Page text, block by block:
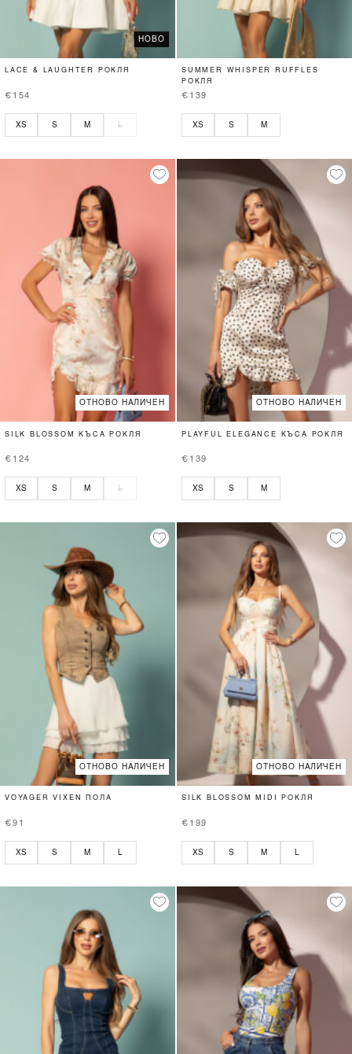
НОВО
LACE & LAUGHTER РОКЛЯ
€154
XS S M L
SUMMER WHISPER RUFFLES
РОКЛЯ
€139
XS S M
ОТНОВО НАЛИЧЕН
SILK BLOSSOM КЪСА РОКЛЯ
€124
XS S M L
ОТНОВО НАЛИЧЕН
PLAYFUL ELEGANCE КЪСА РОКЛЯ
€139
XS S M
ОТНОВО НАЛИЧЕН
VOYAGER VIXEN ПОЛА
€91
XS S M
ОТНОВО НАЛИЧЕН
SILK BLOSSOM MIDI РОКЛЯ
€199
XS S M